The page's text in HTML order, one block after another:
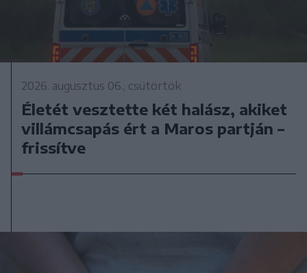
2026. augusztus 06., csütörtök
Életét vesztette két halász, akiket
villámcsapás ért a Maros partján –
frissítve